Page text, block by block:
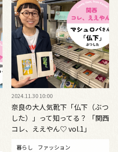
2024.11.30 10:00
奈良の大人気靴下「仏下（ぶつ
した）」って知ってる？ 「関西
コレ、ええやん♡ vol.1」
暮らし ファッション